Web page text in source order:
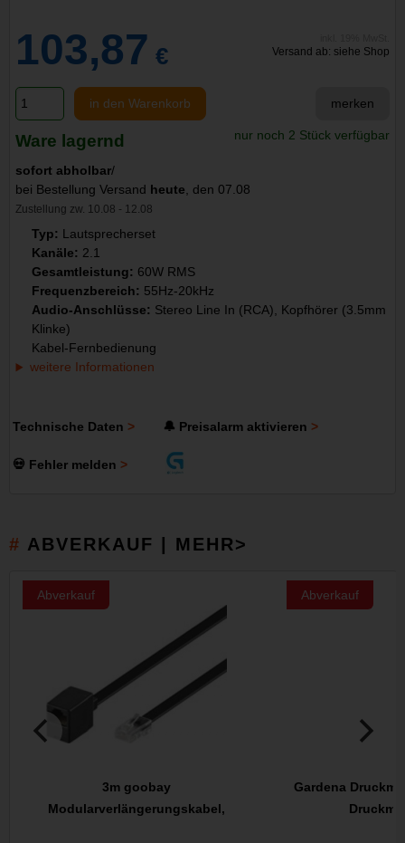
103,87 € Versand ab: siehe Shop
in den Warenkorb merken
Ware lagernd nur noch 2 Stück verfügbar
sofort abholbar/
bei Bestellung Versand heute, den 07.08
Zustellung zw. 10.08 - 12.08
Typ: Lautsprecherset
Kanäle: 2.1
Gesamtleistung: 60W RMS
Frequenzbereich: 55Hz-20kHz
Audio-Anschlüsse: Stereo Line In (RCA), Kopfhörer (3.5mm
Klinke)
Kabel-Fernbedienung
weitere Informationen
Technische Daten 🔔 Preisalarm aktivieren
💀 Fehler melden
ABVERKAUF | MEHR>
Abverkauf
3m goobay
Modularverlängerungskabel,
Abverkauf
Gardena